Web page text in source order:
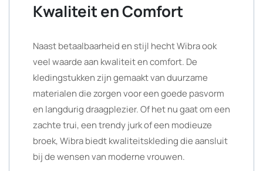
Kwaliteit en Comfort
Naast betaalbaarheid en stijl hecht Wibra ook
veel waarde aan kwaliteit en comfort. De
kledingstukken zijn gemaakt van duurzame
materialen die zorgen voor een goede pasvorm
en langdurig draagplezier. Of het nu gaat om een
zachte trui, een trendy jurk of een modieuze
broek, Wibra biedt kwaliteitskleding die aansluit
bij de wensen van moderne vrouwen.